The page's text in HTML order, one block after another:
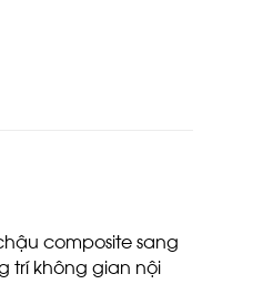
composite sang
trí không gian nội